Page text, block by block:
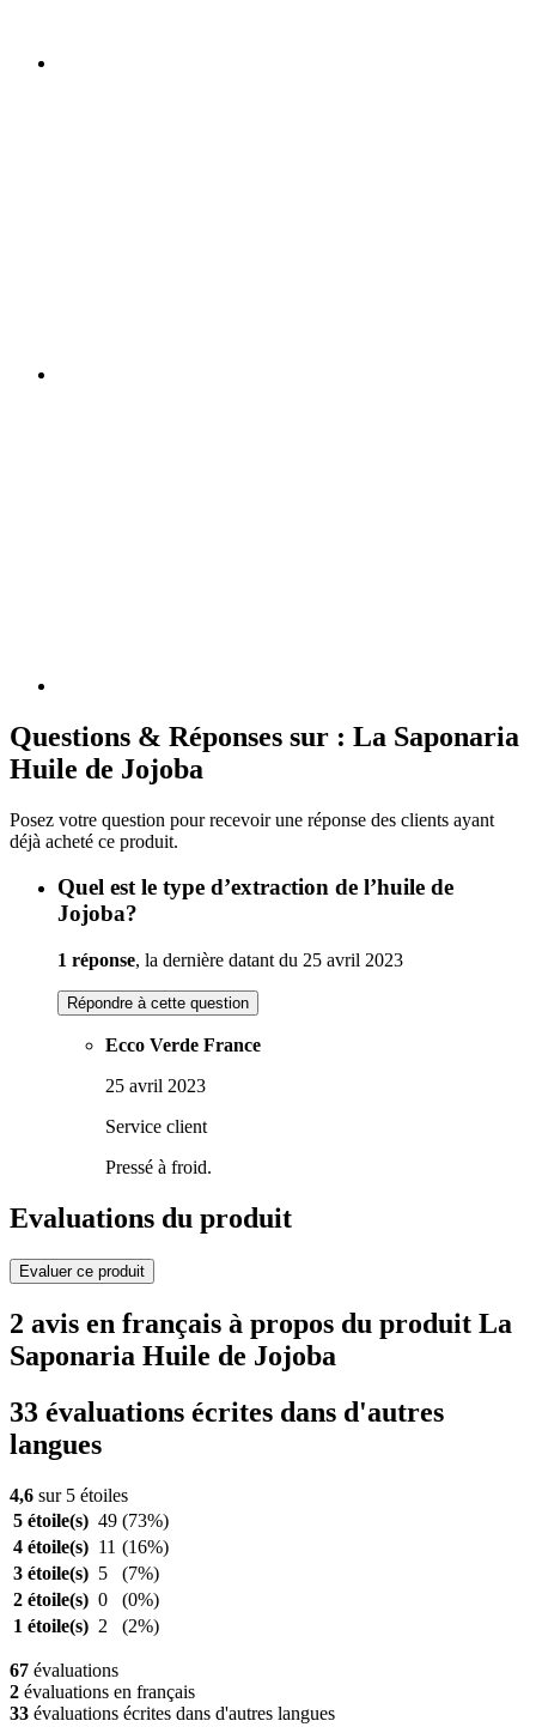
Questions & Réponses sur : La Saponaria
Huile de Jojoba
Posez votre question pour recevoir une réponse des clients ayant
déjà acheté ce produit.
Quel est le type d’extraction de l’huile de
Jojoba?
1 réponse, la dernière datant du 25 avril 2023
Répondre à cette question
Ecco Verde France
25 avril 2023
Service client
Pressé à froid.
Evaluations du produit
Evaluer ce produit
2 avis en français à propos du produit La
Saponaria Huile de Jojoba
33 évaluations écrites dans d'autres
langues
4,6 sur 5 étoiles
5 étoile(s) 49 (73%)
4 étoile(s) 11 (16%)
3 étoile(s) 5
(7%)
2 étoile(s) 0
(0%)
1 étoile(s) 2 (2%)
67 évaluations
2 évaluations en français
33 évaluations écrites dans d'autres langues